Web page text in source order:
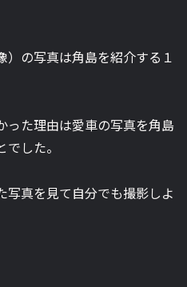
）の写真は角島を紹介する１
った理由は愛車の写真を角島
した。
写真を見て自分でも撮影しよ